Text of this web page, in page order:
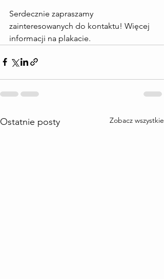
Serdecznie zapraszamy
zainteresowanych do kontaktu! Więcej
informacji na plakacie.
Ostatnie posty Zobacz wszystkie